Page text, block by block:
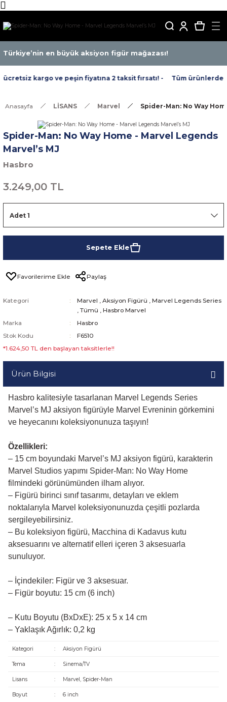
Türkiye’nin en büyük aksiyon figür mağazası!
kargo ve peşin fiyatına 2 taksit fırsatı! - Tüm ürünlerde
Anasayfa LİSANS Marvel Spider-Man: No Way
Spider-Man: No Way Home - Marvel Legends
Marvel’s MJ
Hasbro
3.249,00 TL
Sepete Ekle
Paylaş
Kategori Marvel , Aksiyon Figürü , Marvel Legends Series
, Tümü , Hasbro Marvel
Marka
Hasbro
Stok Kodu
F6510
*1.624,50 TL den başlayan taksitlerle!!
Ürün Bilgisi
Hasbro kalitesiyle tasarlanan Marvel Legends Series
Marvel’s MJ aksiyon figürüyle Marvel Evreninin görkemini
ve heyecanını koleksiyonunuza taşıyın!
Özellikleri:
– 15 cm boyundaki Marvel’s MJ aksiyon figürü, karakterin
Marvel Studios yapımı Spider-Man: No Way Home
filmindeki görünümünden ilham alıyor.
– Figürü birinci sınıf tasarımı, detayları ve eklem
noktalarıyla Marvel koleksiyonunuzda çeşitli pozlarda
sergileyebilirsiniz.
– Bu koleksiyon figürü, Macchina di Kadavus kutu
aksesuarını ve alternatif elleri içeren 3 aksesuarla
sunuluyor.
– İçindekiler: Figür ve 3 aksesuar.
– Figür boyutu: 15 cm (6 inch)
– Kutu Boyutu (BxDxE): 25 x 5 x 14 cm
– Yaklaşık Ağırlık: 0,2 kg
Kategori : Aksiyon Figürü
Tema : Sinema/TV
Lisans : Marvel, Spider-Man
Boyut : 6 inch